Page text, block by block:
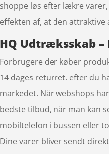
shoppe løs efter lækre
effekten af, at den attraktive
HQ Udtræksskab –
Forbrugere der køber
14 dages returret. efter du
markedet. Når webshops
bedste tilbud, når man kan
mobiltelefon i bussen eller
Dine varer bliver sendt